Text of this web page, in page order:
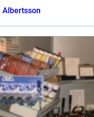
Albertsson